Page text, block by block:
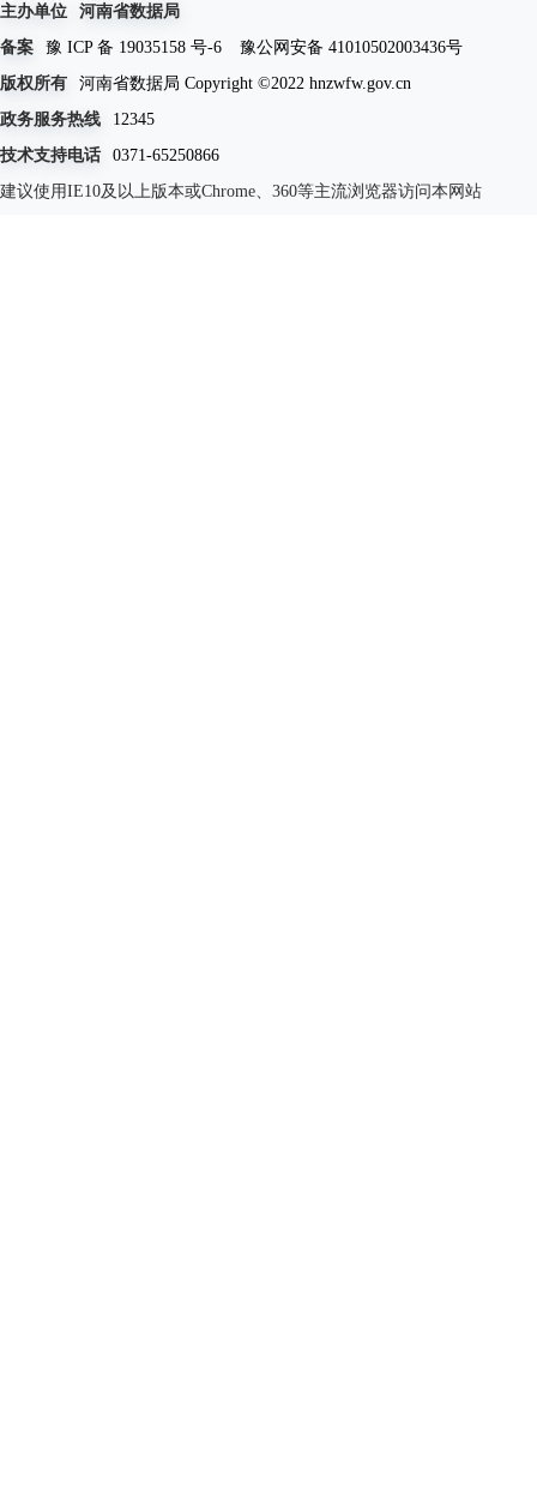
主办单位
河南省数据局
备案
豫 ICP 备 19035158 号-6
豫公网安备 41010502003436号
版权所有
河南省数据局 Copyright ©2022 hnzwfw.gov.cn
政务服务热线
12345
技术支持电话
0371-65250866
建议使用IE10及以上版本或Chrome、360等主流浏览器访问本网站